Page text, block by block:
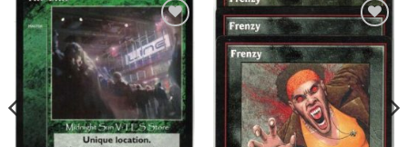
Add to
wishlist
Add to
wishlist